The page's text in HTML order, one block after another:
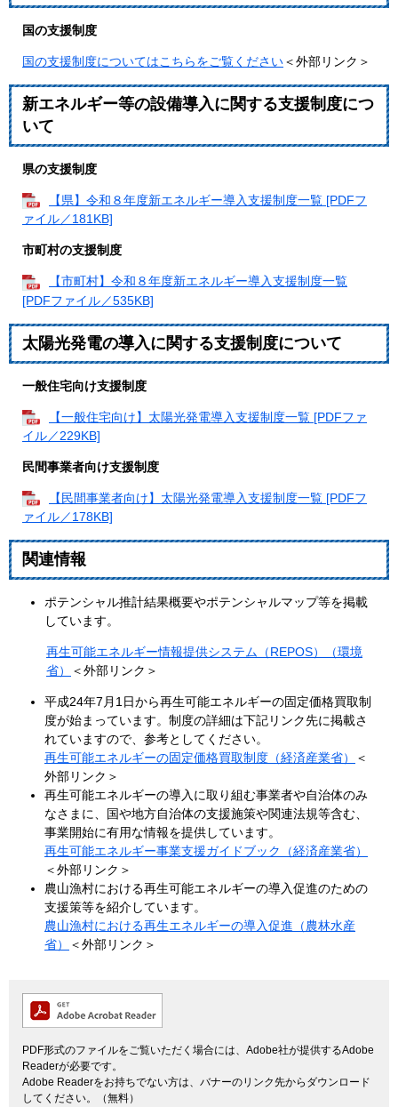
国の支援制度
国の支援制度についてはこちらをご覧ください＜外部リンク＞
新エネルギー等の設備導入に関する支援制度につ
いて
県の支援制度
【県】令和８年度新エネルギー導入支援制度一覧 [PDFフ
ァイル／181KB]
市町村の支援制度
【市町村】令和８年度新エネルギー導入支援制度一覧
[PDFファイル／535KB]
太陽光発電の導入に関する支援制度について
一般住宅向け支援制度
【一般住宅向け】太陽光発電導入支援制度一覧 [PDFファ
イル／229KB]
民間事業者向け支援制度
【民間事業者向け】太陽光発電導入支援制度一覧 [PDFフ
ァイル／178KB]
関連情報
ポテンシャル推計結果概要やポテンシャルマップ等を掲載
しています。
再生可能エネルギー情報提供システム（REPOS）（環境
省）
＜外部リンク＞
平成24年7月1日から再生可能エネルギーの固定価格買取制
度が始まっています。制度の詳細は下記リンク先に掲載さ
れていますので、参考としてください。
再生可能エネルギーの固定価格買取制度（経済産業省）
＜
外部リンク＞
再生可能エネルギーの導入に取り組む事業者や自治体のみ
なさまに、国や地方自治体の支援施策や関連法規等含む、
事業開始に有用な情報を提供しています。
再生可能エネルギー事業支援ガイドブック（経済産業省）
＜外部リンク＞
農山漁村における再生可能エネルギーの導入促進のための
支援策等を紹介しています。​
農山漁村における再生エネルギーの導入促進（農林水産
省）
＜外部リンク＞
PDF形式のファイルをご覧いただく場合には、Adobe社が提供するAdobe
Readerが必要です。
Adobe Readerをお持ちでない方は、バナーのリンク先からダウンロード
してください。（無料）